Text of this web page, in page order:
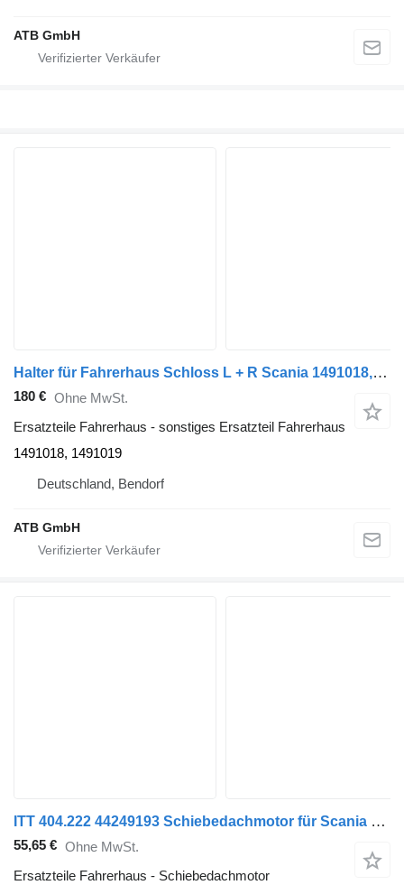
ATB GmbH
Halter für Fahrerhaus Schloss L + R Scania 1491018, 1491019 für Scania R-Serie R440 Sattelzugmaschine
180 € Ohne MwSt.
Ersatzteile Fahrerhaus - sonstiges Ersatzteil Fahrerhaus
1491018, 1491019
Deutschland, Bendorf
ATB GmbH
ITT 404.222 44249193 Schiebedachmotor für Scania 4-series (1995-2006) Sattelzugmaschine
55,65 € Ohne MwSt.
Ersatzteile Fahrerhaus - Schiebedachmotor